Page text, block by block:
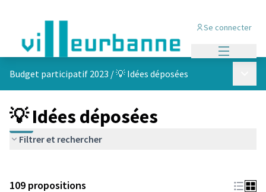
Se connecter
Budget participatif 2023 /💡 Idées déposées
💡 Idées déposées
Filtrer et rechercher
+
109 propositions